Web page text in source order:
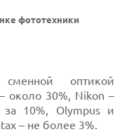
фототехники
оптикой
около 30%, Nikon –
за 10%, Olympus и
– не более 3%.